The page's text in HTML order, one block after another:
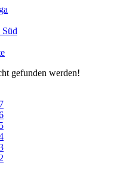
Süd
gefunden werden!